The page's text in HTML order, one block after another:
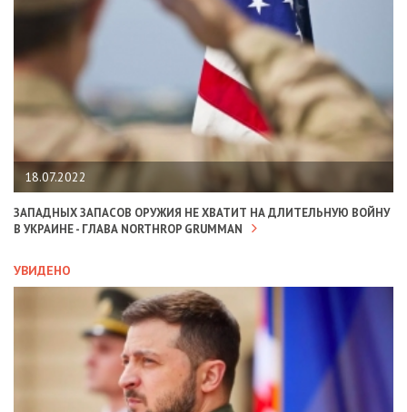
18.07.2022
ЗАПАДНЫХ ЗАПАСОВ ОРУЖИЯ НЕ ХВАТИТ НА ДЛИТЕЛЬНУЮ ВОЙНУ
В УКРАИНЕ - ГЛАВА NORTHROP GRUMMAN
УВИДЕНО